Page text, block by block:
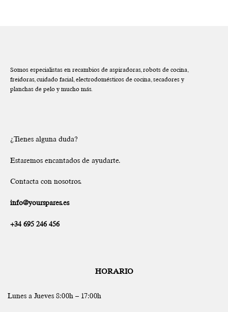
Somos especialistas en recambios de aspiradoras, robots de cocina,
freidoras, cuidado facial, electrodomésticos de cocina, secadores y
planchas de pelo y mucho más.
¿Tienes alguna duda?
Estaremos encantados de ayudarte.
Contacta con nosotros.
info@yourspares.es
+34 695 246 456
HORARIO
Lunes a Jueves 8:00h – 17:00h